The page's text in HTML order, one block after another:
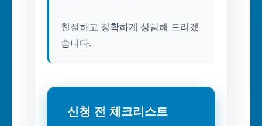
친절하고 정확하게 상담해 드리겠
습니다.
신청 전 체크리스트